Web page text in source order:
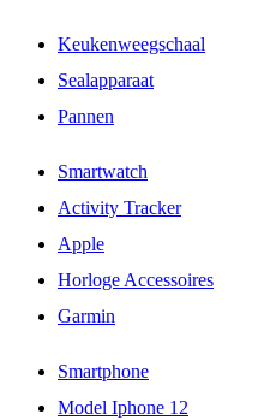
Keukenweegschaal
Sealapparaat
Pannen
Smartwatch
Activity Tracker
Apple
Horloge Accessoires
Garmin
Smartphone
Model Iphone 12